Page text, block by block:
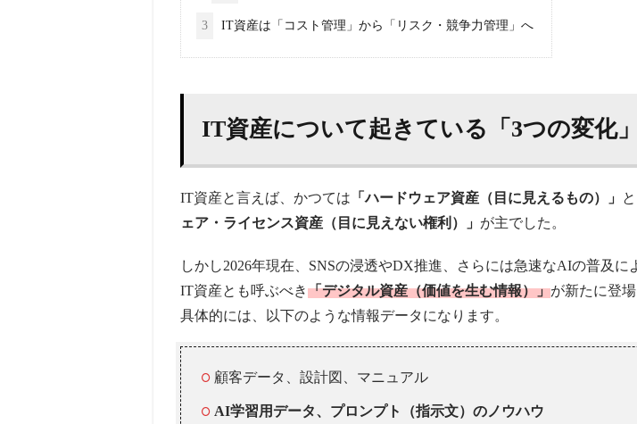
3 IT資産は「コスト管理」から「リスク・競争力管理」へ
IT資産について起きている「3つの変化」
IT資産と言えば、かつては 「ハードウェア資産（目に見えるもの）」 と
ェア・ライセンス資産（目に見えない権利）」 が主でした。
しかし2026年現在、SNSの浸透やDX推進、さらには急速なAIの普及に
IT資産とも呼ぶべき「デジタル資産（価値を生む情報）」が新たに登場
具体的には、以下のような情報データになります。
顧客データ、設計図、マニュアル
AI学習用データ、プロンプト（指示文）のノウハウ